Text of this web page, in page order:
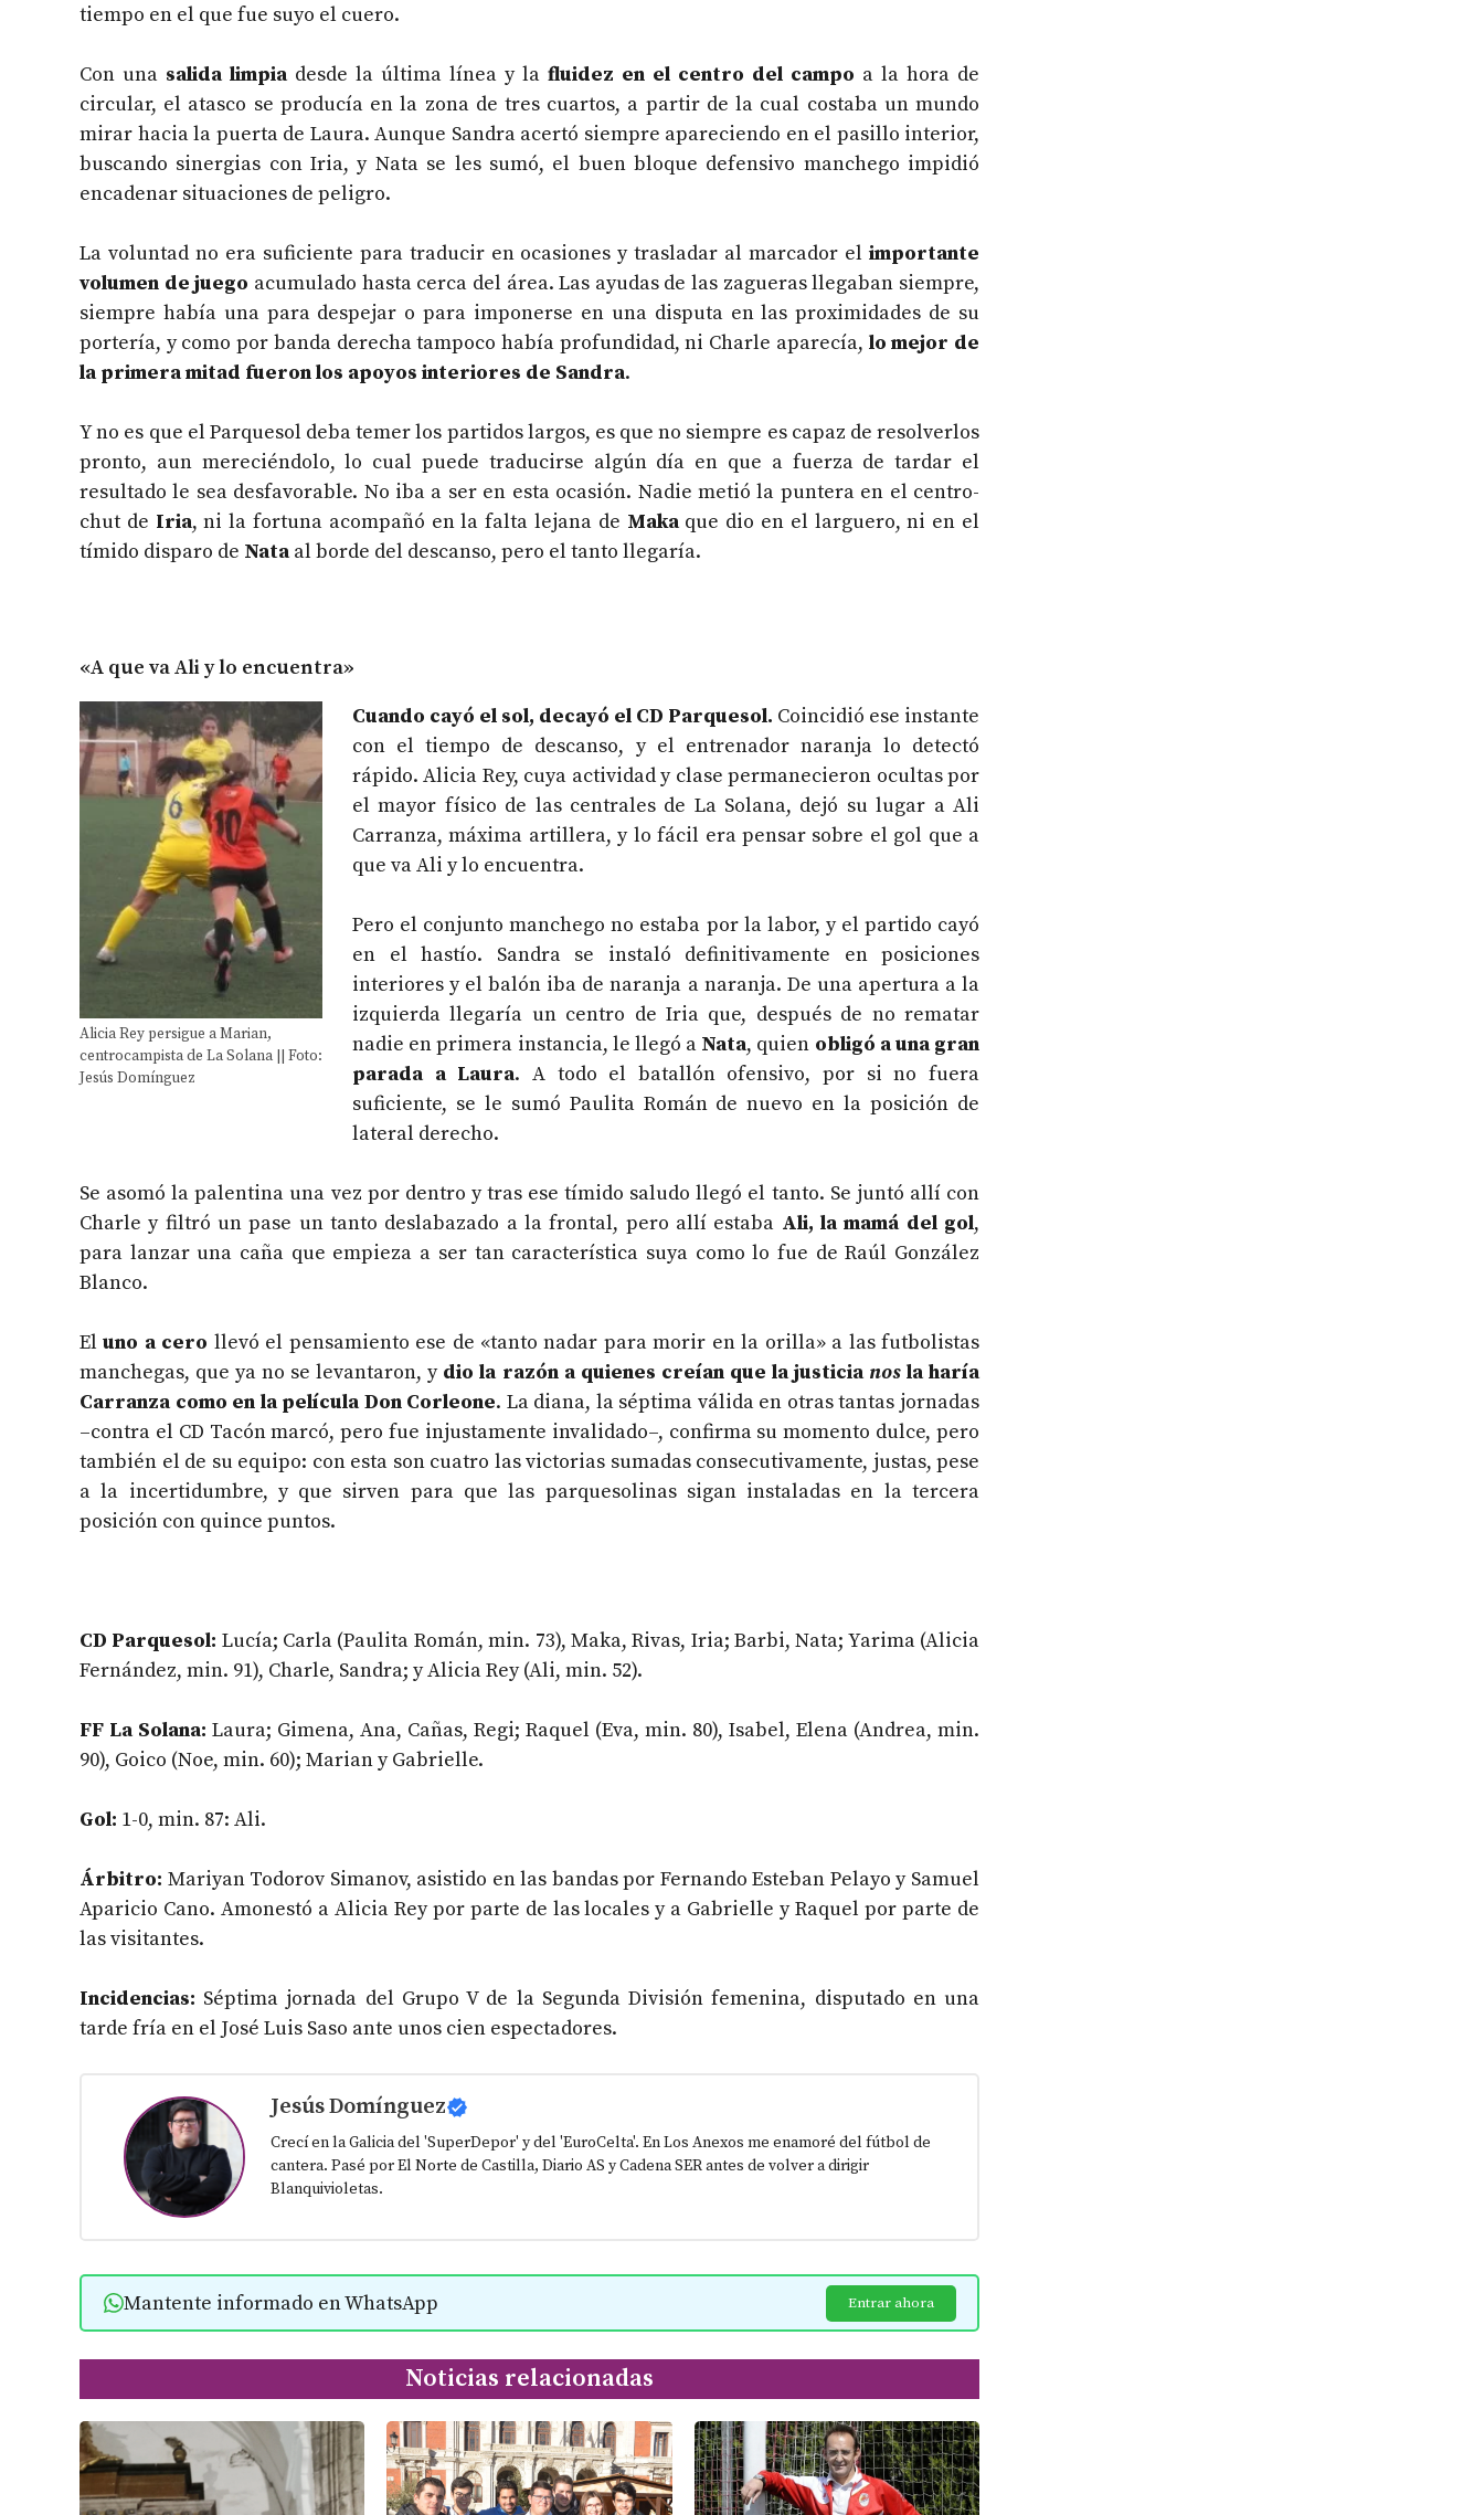
tiempo en el que fue suyo el cuero.
Con una salida limpia desde la última línea y la fluidez en el centro del campo a la hora de
circular, el atasco se producía en la zona de tres cuartos, a partir de la cual costaba un mundo
mirar hacia la puerta de Laura. Aunque Sandra acertó siempre apareciendo en el pasillo interior,
buscando sinergias con Iria, y Nata se les sumó, el buen bloque defensivo manchego impidió
encadenar situaciones de peligro.
La voluntad no era suficiente para traducir en ocasiones y trasladar al marcador el importante
volumen de juego acumulado hasta cerca del área. Las ayudas de las zagueras llegaban siempre,
siempre había una para despejar o para imponerse en una disputa en las proximidades de su
portería, y como por banda derecha tampoco había profundidad, ni Charle aparecía, lo mejor de
la primera mitad fueron los apoyos interiores de Sandra.
Y no es que el Parquesol deba temer los partidos largos, es que no siempre es capaz de resolverlos
pronto, aun mereciéndolo, lo cual puede traducirse algún día en que a fuerza de tardar el
resultado le sea desfavorable. No iba a ser en esta ocasión. Nadie metió la puntera en el centro-
chut de Iria, ni la fortuna acompañó en la falta lejana de Makaque dio en el larguero, ni en el
tímido disparo de Nata al borde del descanso, pero el tanto llegaría.
«A que va Ali y lo encuentra»
Alicia Rey persigue a Marian,
centrocampista de La Solana || Foto:
Jesús Domínguez
Cuando cayó el sol, decayó el CD Parquesol. Coincidió ese instante
con el tiempo de descanso, y el entrenador naranja lo detectó
rápido. Alicia Rey, cuya actividad y clase permanecieron ocultas por
el mayor físico de las centrales de La Solana, dejó su lugar a Ali
Carranza, máxima artillera, y lo fácil era pensar sobre el gol que a
que va Ali y lo encuentra.
Pero el conjunto manchego no estaba por la labor, y el partido cayó
en el hastío. Sandra se instaló definitivamente en posiciones
interiores y el balón iba de naranja a naranja. De una apertura a la
izquierda llegaría un centro de Iria que, después de no rematar
nadie en primera instancia, le llegó a Nata, quien obligó a una gran
parada a Laura. A todo el batallón ofensivo, por si no fuera
suficiente, se le sumó Paulita Román de nuevo en la posición de
lateral derecho.
Se asomó la palentina una vez por dentro y tras ese tímido saludo llegó el tanto. Se juntó allí con
Charle y filtró un pase un tanto deslabazado a la frontal, pero allí estaba Ali, la mamá del gol,
para lanzar una caña que empieza a ser tan característica suya como lo fue de Raúl González
Blanco.
Eluno a cero llevó el pensamiento ese de «tanto nadar para morir en la orilla» a las futbolistas
manchegas, que ya no se levantaron, y dio la razón a quienes creían que la justicia nosla haría
Carranza como en la película Don Corleone. La diana, la séptima válida en otras tantas jornadas
–contra el CD Tacón marcó, pero fue injustamente invalidado–, confirma su momento dulce, pero
también el de su equipo: con esta son cuatro las victorias sumadas consecutivamente, justas, pese
a la incertidumbre, y que sirven para que las parquesolinas sigan instaladas en la tercera
posición con quince puntos.
CD Parquesol: Lucía; Carla (Paulita Román, min. 73), Maka, Rivas, Iria; Barbi, Nata; Yarima (Alicia
Fernández, min. 91), Charle, Sandra; y Alicia Rey (Ali, min. 52).
FF La Solana: Laura; Gimena, Ana, Cañas, Regi; Raquel (Eva, min. 80), Isabel, Elena (Andrea, min.
90), Goico (Noe, min. 60); Marian y Gabrielle.
Gol: 1-0, min. 87: Ali.
Árbitro: Mariyan Todorov Simanov, asistido en las bandas por Fernando Esteban Pelayo y Samuel
Aparicio Cano. Amonestó a Alicia Rey por parte de las locales y a Gabrielle y Raquel por parte de
las visitantes.
Incidencias: Séptima jornada del Grupo V de la Segunda División femenina, disputado en una
tarde fría en el José Luis Saso ante unos cien espectadores.
Jesús Domínguez
Crecí en la Galicia del 'SuperDepor' y del 'EuroCelta'. En Los Anexos me enamoré del fútbol de
cantera. Pasé por El Norte de Castilla, Diario AS y Cadena SER antes de volver a dirigir
Blanquivioletas.
Mantente informado en WhatsApp Entrar ahora
Noticias relacionadas